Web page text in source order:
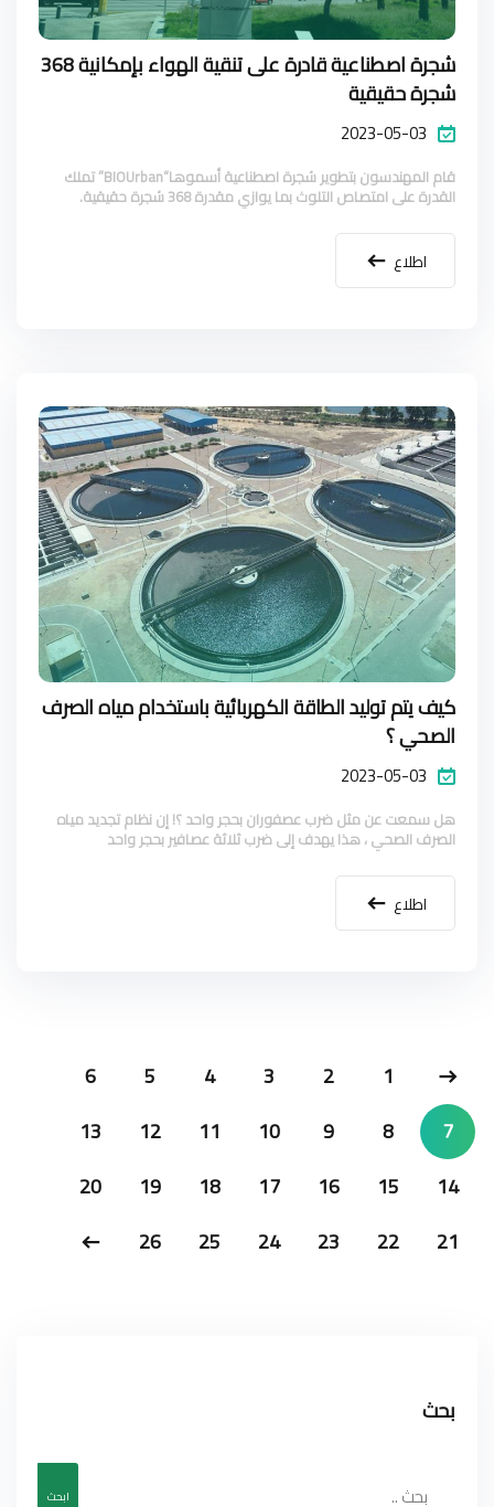
شجرة اصطناعية قادرة على تنقية الهواء بإمكانية 368
شجرة حقيقية
2023-05-03
قام المهندسون بتطوير شجرة اصطناعية أسموها“BIOUrban” تملك
القدرة على امتصاص التلوث بما يوازي مقدرة 368 شجرة حقيقية.
اطلاع
كيف يتم توليد الطاقة الكهربائية باستخدام مياه الصرف
الصحي ؟
2023-05-03
هل سمعت عن مثل ضرب عصفوران بحجر واحد ؟! إن نظام تجديد مياه
الصرف الصحي ، هذا يهدف إلى ضرب ثلاثة عصافير بحجر واحد
اطلاع
1
2
3
4
5
6
7
8
9
10
11
12
13
14
15
16
17
18
19
20
21
22
23
24
25
26
بحث
ابحث